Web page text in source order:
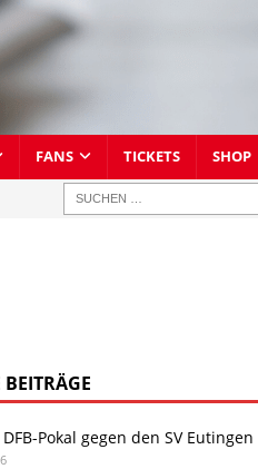
FANS TICKETS SHOP
BEITRÄGE
Pokal gegen den SV Eutingen